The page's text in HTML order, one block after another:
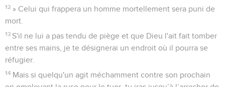
12 » Celui qui frappera un homme mortellement sera puni de
mort.
13 S'il ne lui a pas tendu de piège et que Dieu l'ait fait tomber
entre ses mains, je te désignerai un endroit où il pourra se
réfugier.
14 Mais si quelqu'un agit méchamment contre son prochain